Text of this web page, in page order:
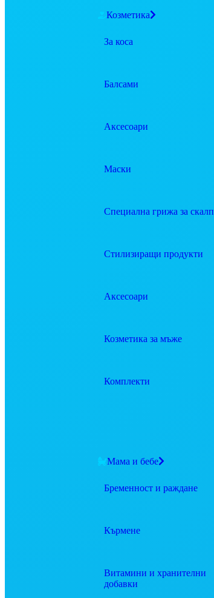
Козметика
За коса
Балсами
Аксесоари
Маски
Специална грижа за скалп
Стилизиращи продукти
Аксесоари
Козметика за мъже
Комплекти
Мама и бебе
Бременност и раждане
Кърмене
Витамини и хранителни
добавки